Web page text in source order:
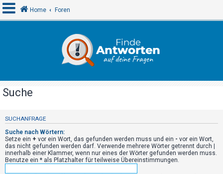
e
e
n
Home Foren
Suche
SUCHANFRAGE
Suche nach Wörtern:
Setze ein + vor ein Wort, das gefunden werden muss und ein - vor ein Wort,
das nicht gefunden werden darf. Verwende mehrere Wörter getrennt durch |
innerhalb einer Klammer, wenn nur eines der Wörter gefunden werden muss.
Benutze ein * als Platzhalter für teilweise Übereinstimmungen.